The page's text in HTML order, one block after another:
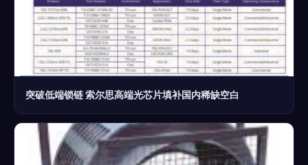
突破低端锁链 索尔思高端光芯片填补国内稀缺空白